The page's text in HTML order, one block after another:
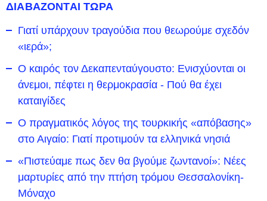
ΔΙΑΒΑΖΟΝΤΑΙ ΤΩΡΑ
Γιατί υπάρχουν τραγούδια που θεωρούμε σχεδόν
«ιερά»;
Ο καιρός τον Δεκαπενταύγουστο: Ενισχύονται οι
άνεμοι, πέφτει η θερμοκρασία - Πού θα έχει
καταιγίδες
Ο πραγματικός λόγος της τουρκικής «απόβασης»
στο Αιγαίο: Γιατί προτιμούν τα ελληνικά νησιά
«Πιστεύαμε πως δεν θα βγούμε ζωντανοί»: Νέες
μαρτυρίες από την πτήση τρόμου Θεσσαλονίκη-
Μόναχο